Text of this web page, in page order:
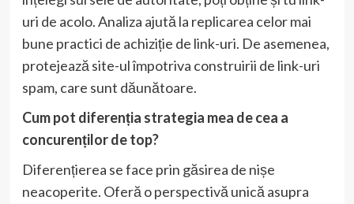
uri de acolo. Analiza ajută la replicarea celor mai
bune practici de achiziție de link-uri. De asemenea,
protejează site-ul împotriva construirii de link-uri
spam, care sunt dăunătoare.
Cum pot diferenția strategia mea de cea a
concurenților de top?
Diferențierea se face prin găsirea de nișe
neacoperite. Oferă o perspectivă unică asupra